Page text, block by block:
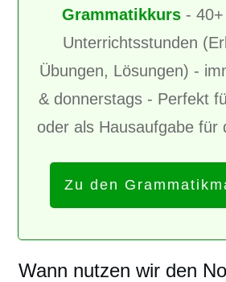
Grammatikkurs -
Unterrichtsstunden
Übungen, Lösungen) -
& donnerstags - Perfekt
oder als Hausaufgabe für
Zu den
Wann nutzen wir den